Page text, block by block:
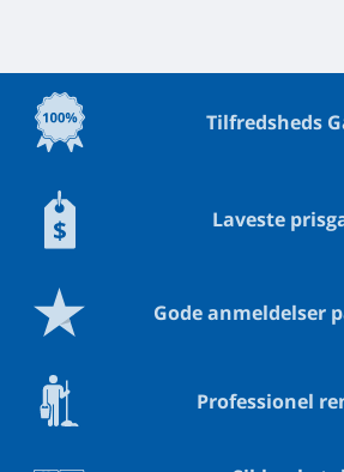
Tilfredsheds
Laveste
Gode anmeldelser
Professionel